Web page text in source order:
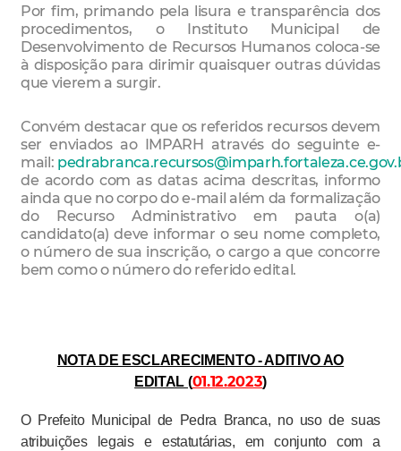
Por fim, primando pela lisura e transparência dos
procedimentos, o Instituto Municipal de
Desenvolvimento de Recursos Humanos coloca-se
à disposição para dirimir quaisquer outras dúvidas
que vierem a surgir.
Convém destacar que os referidos recursos devem
ser enviados ao IMPARH através do seguinte e-
mail:
de acordo com as datas acima descritas, informo
ainda que no corpo do e-mail além da formalização
do Recurso Administrativo em pauta o(a)
candidato(a) deve informar o seu nome completo,
o número de sua inscrição, o cargo a que concorre
bem como o número do referido edital.
NOTA DE ESCLARECIMENTO - ADITIVO AO
EDITAL (01.12.2023)
O Prefeito Municipal de Pedra Branca, no uso de suas
atribuições legais e estatutárias, em conjunto com a